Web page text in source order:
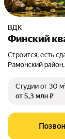
ВДК
Финский
Строится, есть
Рамонский
Студииот 30
от 5,3 млн ₽